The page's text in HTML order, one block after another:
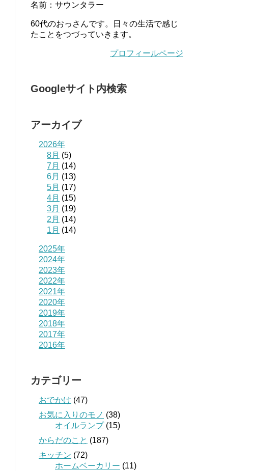
名前：サウンタラー
60代のおっさんです。日々の生活で感じ
たことをつづっていきます。
プロフィールページ
Googleサイト内検索
アーカイブ
2026年
8月 (5)
7月 (14)
6月 (13)
5月 (17)
4月 (15)
3月 (19)
2月 (14)
1月 (14)
2025年
2024年
2023年
2022年
2021年
2020年
2019年
2018年
2017年
2016年
カテゴリー
おでかけ (47)
お気に入りのモノ (38)
オイルランプ(15)
からだのこと (187)
キッチン (72)
ホームベーカリー (11)